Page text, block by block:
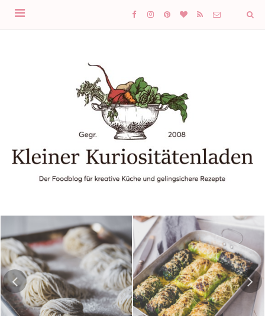
Risotto-Wirsing-Rouladen
Gedämpfte Jiaozi mit
Schweinefleischfüllung |
子 / 饺子